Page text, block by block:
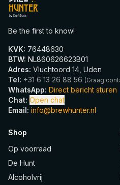
Be the first to know!
KVK: 76448630
BTW: NL860626623B01
Adres: Vluchtoord 14, Uden
Tel: +31 6 13 26 88 56 (Graag
WhatsApp: Direct bericht sturen
Chat: Open chat
Email: info@brewhunter.nl
Shop
Op voorraad
De Hunt
Alcoholvrij